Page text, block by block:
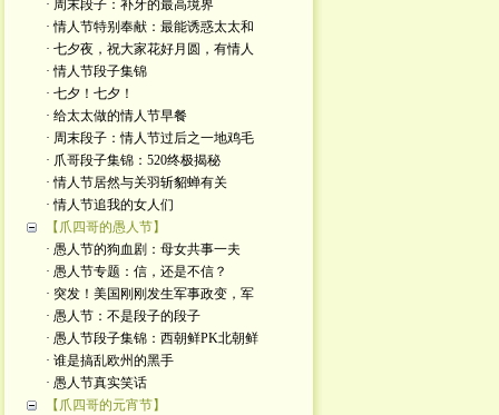
· 周末段子：补牙的最高境界
· 情人节特别奉献：最能诱惑太太和
· 七夕夜，祝大家花好月圆，有情人
· 情人节段子集锦
· 七夕！七夕！
· 给太太做的情人节早餐
· 周末段子：情人节过后之一地鸡毛
· 爪哥段子集锦：520终极揭秘
· 情人节居然与关羽斩貂蝉有关
· 情人节追我的女人们
【爪四哥的愚人节】
· 愚人节的狗血剧：母女共事一夫
· 愚人节专题：信，还是不信？
· 突发！美国刚刚发生军事政变，军
· 愚人节：不是段子的段子
· 愚人节段子集锦：西朝鲜PK北朝鲜
· 谁是搞乱欧州的黑手
· 愚人节真实笑话
【爪四哥的元宵节】